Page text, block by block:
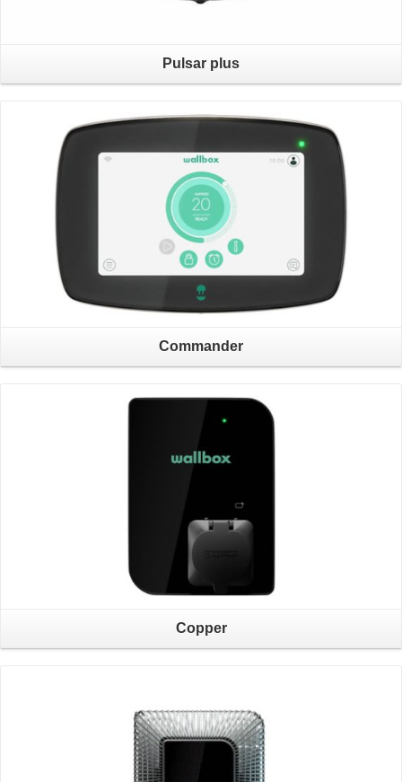
Pulsar plus
Commander
Copper